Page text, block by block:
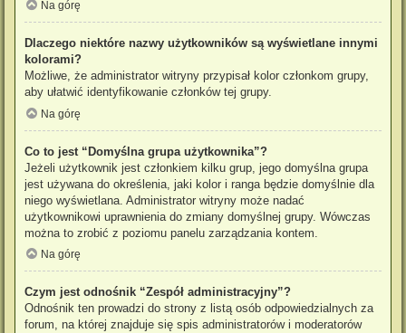
Na górę
Dlaczego niektóre nazwy użytkowników są wyświetlane innymi
kolorami?
Możliwe, że administrator witryny przypisał kolor członkom grupy,
aby ułatwić identyfikowanie członków tej grupy.
Na górę
Co to jest “Domyślna grupa użytkownika”?
Jeżeli użytkownik jest członkiem kilku grup, jego domyślna grupa
jest używana do określenia, jaki kolor i ranga będzie domyślnie dla
niego wyświetlana. Administrator witryny może nadać
użytkownikowi uprawnienia do zmiany domyślnej grupy. Wówczas
można to zrobić z poziomu panelu zarządzania kontem.
Na górę
Czym jest odnośnik “Zespół administracyjny”?
Odnośnik ten prowadzi do strony z listą osób odpowiedzialnych za
forum, na której znajduje się spis administratorów i moderatorów